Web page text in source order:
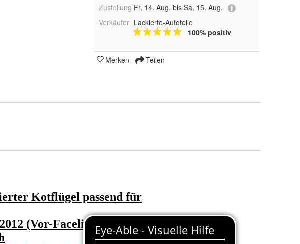
Zustellung Fr, 14. Aug. bis Sa, 15. Aug.
Verkäufer Lackierte-Autoteile
100% positiv
Merken Teilen